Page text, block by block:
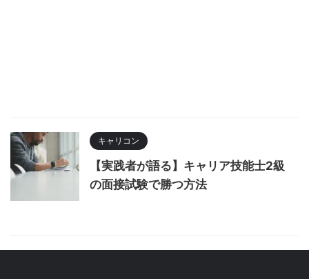
キャリコン
【実践者が語る】キャリア技能士2級
の面接試験で勝つ方法